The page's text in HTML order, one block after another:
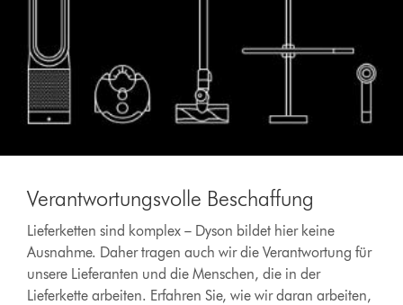
Verantwortungsvolle Beschaffung
Lieferketten sind komplex – Dyson bildet hier keine
Ausnahme. Daher tragen auch wir die Verantwortung für
unsere Lieferanten und die Menschen, die in der
Lieferkette arbeiten. Erfahren Sie, wie wir daran arbeiten,